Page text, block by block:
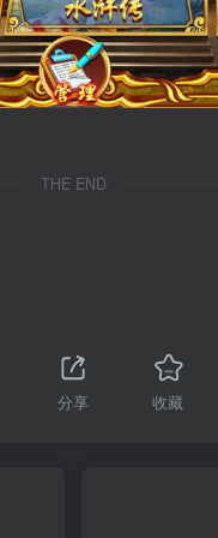
THE END
分享 收藏